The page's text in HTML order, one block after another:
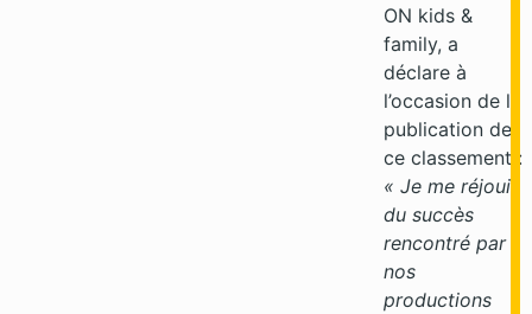
ON kids &
family, a
déclare à
l’occasion de la
publication de
ce classement :
« Je me réjouis
du succès
rencontré par
nos
productions